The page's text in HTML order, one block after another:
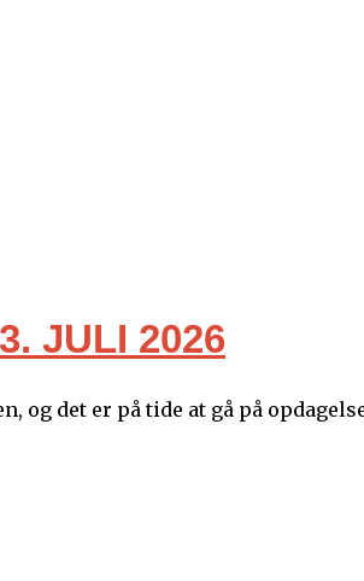
JULI 2026
og det er på tide at gå på